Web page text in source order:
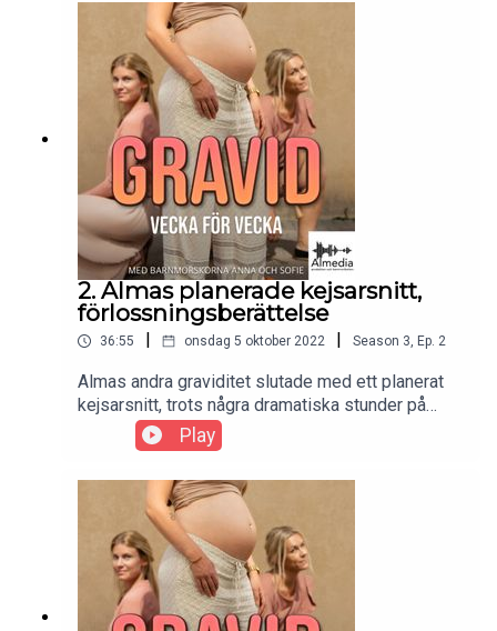
2. Almas planerade kejsarsnitt,
förlossningsberättelse
36:55 | onsdag 5 oktober 2022 | Season 3, Ep. 2
Almas andra graviditet slutade med ett planerat
kejsarsnitt, trots några dramatiska stunder på
operationen blev det en mycket lyckad
förlossning. Hör henne berätta för Barnmorskorna
Anna och Sofie om sin förlossning.
Play